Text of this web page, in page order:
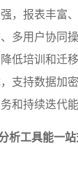
，报表丰富
多用户协同
低培训和迁
支持数据加
和持续迭代
析工具能一